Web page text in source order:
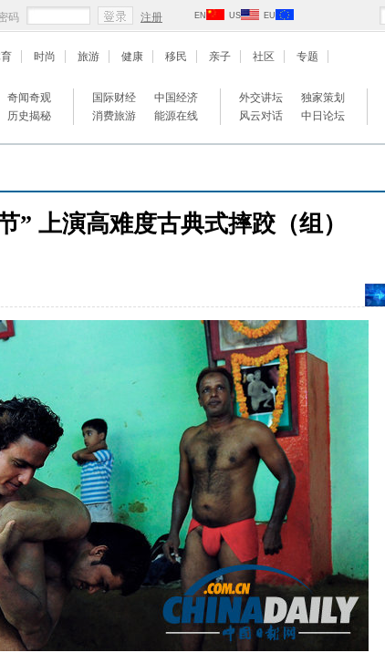
码 注册 EN US EU
时尚 旅游 健康 移民 亲子 社区 专题
奇闻奇观
历史揭秘
国际财经
中国经济
消费旅游
能源在线
外交讲坛
独家策划
风云对话
中日论坛
” 上演高难度古典式摔跤（组）